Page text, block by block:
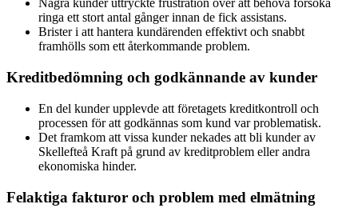
Några kunder uttryckte frustration över att behöva försöka
ringa ett stort antal gånger innan de fick assistans.
Brister i att hantera kundärenden effektivt och snabbt
framhölls som ett återkommande problem.
Kreditbedömning och godkännande av kunder
En del kunder upplevde att företagets kreditkontroll och
processen för att godkännas som kund var problematisk.
Det framkom att vissa kunder nekades att bli kunder av
Skellefteå Kraft på grund av kreditproblem eller andra
ekonomiska hinder.
Felaktiga fakturor och problem med elmätning